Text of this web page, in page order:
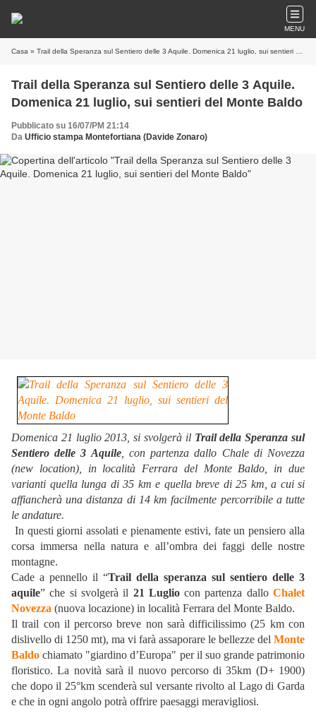
MENU
Casa » Trail della Speranza sul Sentiero delle 3 Aquile. Domenica 21 luglio, sui sentieri del Monte Baldo
Trail della Speranza sul Sentiero delle 3 Aquile.
Domenica 21 luglio, sui sentieri del Monte Baldo
Pubblicato su 16/07/PM 21:14
Da Ufficio stampa Montefortiana (Davide Zonaro)
Domenica 21 luglio 2013, si svolgerà il Trail della Speranza sul
Sentiero delle 3 Aquile, con partenza dallo Chale di Novezza
(new location), in località Ferrara del Monte Baldo, in due
varianti quella lunga di 35 km e quella breve di 25 km, a cui si
affiancherà una distanza di 14 km facilmente percorribile a tutte
le andature.
In questi giorni assolati e pienamente estivi, fate un pensiero alla
corsa immersa nella natura e all’ombra dei faggi delle nostre
montagne.
Cade a pennello il “Trail della speranza sul sentiero delle 3
aquile” che si svolgerà il 21 Lugliocon partenza dalloChalet
Novezza (nuova locazione) in località Ferrara del Monte Baldo.
Il trail con il percorso breve non sarà difficilissimo (25 km con
dislivello di 1250 mt), ma vi farà assaporare le bellezze del Monte
Baldo chiamato "giardino d’Europa" per il suo grande patrimonio
floristico. La novità sarà il nuovo percorso di 35km (D+ 1900)
che dopo il 25°km scenderà sul versante rivolto al Lago di Garda
e che in ogni angolo potrà offrire paesaggi meravigliosi.